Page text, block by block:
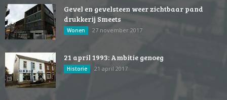
Gevel en gevelsteen weer zichtbaar pand
drukkerij Smeets
Wonen 27 november 2017
21 april 1993: Ambitie genoeg
Historie 21 april 2017